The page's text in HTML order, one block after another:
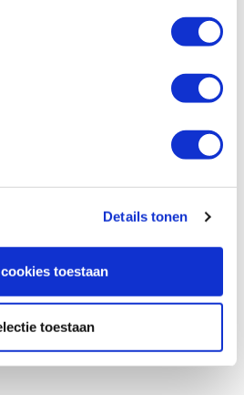
Details tonen
toestaan
toestaan